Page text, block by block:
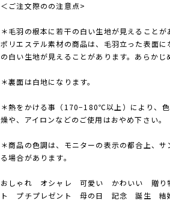
＜ご注文際のの注意点>
＊毛羽の根本に若干の白い生地が見えることが
ポリエステル素材の商品は、毛羽立った表面
の白い生地が見えることがあります。あらかじ
＊裏面は白地になります。
＊熱をかける事（170−180℃以上）により、
燥や、アイロンなどのご使用はおやめ下さい。
＊商品の色調は、モニターの表示の都合上、
る場合があります。
おしゃれ オシャレ 可愛い かわいい 贈
ト プチプレゼント 母の日 記念 誕生 結